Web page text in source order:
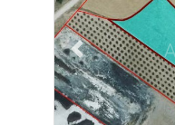
Previous